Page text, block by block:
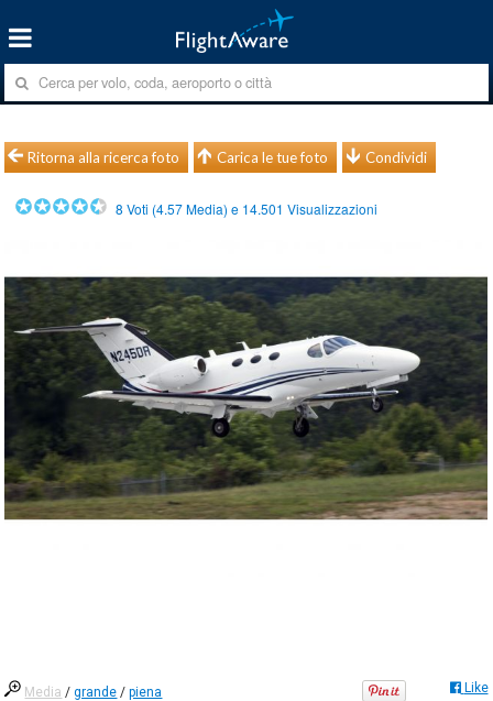
Ritorna alla ricerca foto Carica le tue foto Condividi
8 Voti (4.57Media) e 14.501 Visualizzazioni
Media /grande /piena Like